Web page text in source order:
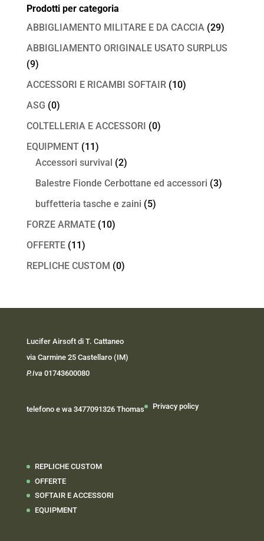
Prodotti per categoria
ABBIGLIAMENTO MILITARE E DA CACCIA (29)
ABBIGLIAMENTO ORIGINALE USATO SURPLUS
(9)
ACCESSORI E RICAMBI SOFTAIR (10)
ASG (0)
COLTELLERIA E ACCESSORI (0)
EQUIPMENT (11)
Accessori survival (2)
Balestre Fionde Cerbottane ed accessori (3)
buffetteria tasche e zaini (5)
FORZE ARMATE (10)
OFFERTE (11)
REPLICHE CUSTOM (0)
Lucifer Airsoft di T. Cattaneo
via Carmine 25 Castellaro (IM)
P.Iva 01743600080
telefono e wa 3477091326 Thomas Privacy policy
REPLICHE CUSTOM
OFFERTE
SOFTAIR E ACCESSORI
EQUIPMENT